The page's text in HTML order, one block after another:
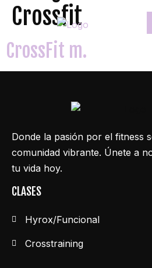
Crossfit
CrossFit m.
Donde la pasión por el fitness
comunidad vibrante. Únete a
tu vida hoy.
CLASES
Hyrox/Funcional
Crosstraining